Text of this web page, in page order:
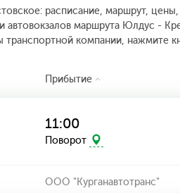
расписание, маршрут,
автовокзалов маршрута Юлдус -
транспортной компании, нажмите
Прибытие
11:00
Поворот
ООО "Курганавтотранс"